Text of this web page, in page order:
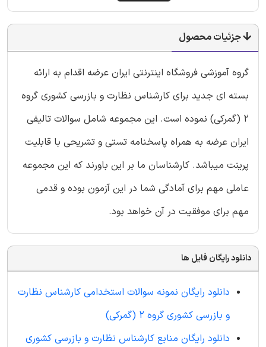
جزئیات محصول
گروه آموزشی فروشگاه اینترنتی ایران عرضه اقدام به ارائه
بسته ای جدید برای کارشناس نظارت و بازرسی کشوری گروه
2 (گمرکی) نموده است. این مجموعه شامل سوالات تالیفی
ایران عرضه به همراه پاسخنامه تستی و تشریحی با قابلیت
پرینت میباشد. کارشناسان ما بر این باورند که این مجموعه
عاملی مهم برای آمادگی شما در این آزمون بوده و قدمی
مهم برای موفقیت در آن خواهد بود.
دانلود رایگان فایل ها
دانلود رایگان نمونه سوالات استخدامی کارشناس نظارت
و بازرسی کشوری گروه 2 (گمرکی)
دانلود رایگان منابع کارشناس نظارت و بازرسی کشوری